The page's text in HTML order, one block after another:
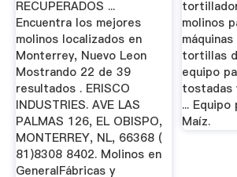
RECUPERADOS ...
Encuentra los mejores
molinos localizados en
Monterrey, Nuevo Leon
Mostrando 22 de 39
resultados . ERISCO
INDUSTRIES. AVE LAS
PALMAS 126, EL OBISPO,
MONTERREY, NL, 66368 (
81)8308 8402. Molinos en
GeneralFábricas y
molinos
tortillas
equipo
tostadas
...
Maíz.